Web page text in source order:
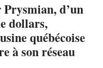
d’un
dollars,
québécoise
à son réseau